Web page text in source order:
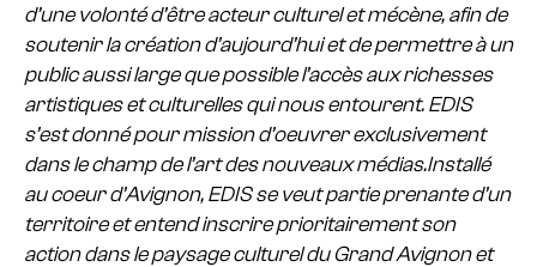
d’une volonté d’être acteur culturel et mécène, afin de
soutenir la création d’aujourd’hui et de permettre à un
public aussi large que possible l’accès aux richesses
artistiques et culturelles qui nous entourent. EDIS
s’est donné pour mission d’oeuvrer exclusivement
dans le champ de l’art des nouveaux médias.Installé
au coeur d’Avignon, EDIS se veut partie prenante d’un
territoire et entend inscrire prioritairement son
action dans le paysage culturel du Grand Avignon et